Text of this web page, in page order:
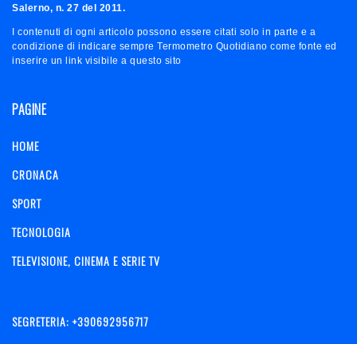
Salerno, n. 27 del 2011.
I contenuti di ogni articolo possono essere citati solo in parte e a
condizione di indicare sempre Termometro Quotidiano come fonte ed
inserire un link visibile a questo sito
PAGINE
HOME
CRONACA
SPORT
TECNOLOGIA
TELEVISIONE, CINEMA E SERIE TV
SEGRETERIA: +390692956717